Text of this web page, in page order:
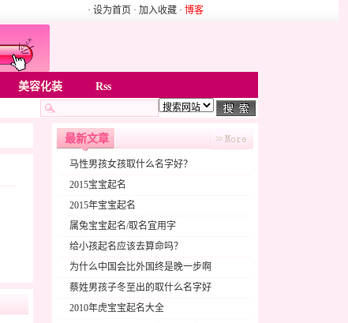
· 设为首页 · 加入收藏 · 博客
美容化装 Rss
最新文章
马性男孩女孩取什么名字好？
2015宝宝起名
2015年宝宝起名
属兔宝宝起名/取名宜用字
给小孩起名应该去算命吗？
为什么中国会比外国终是晚一步啊
蔡姓男孩子冬至出的取什么名字好
2010年虎宝宝起名大全